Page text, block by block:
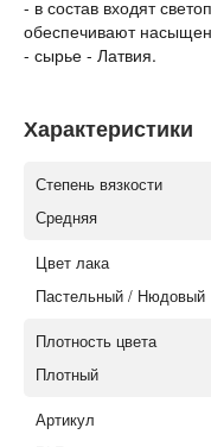
- в состав входят
обеспечивают
- сырье - Латвия.
Характеристики
Степень вязкости
Средняя
Цвет лака
Пастельный / Нюдовый
Плотность цвета
Плотный
Артикул